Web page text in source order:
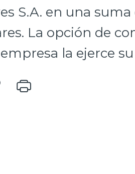
S.A. en una suma
La opción de
la ejerce